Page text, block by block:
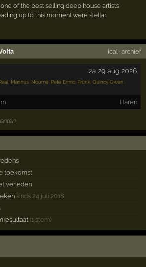
of the best selling deep house artists
up to this moment were stellar.
ical· archief
za 29 aug 2026
Mannus Noumé Pete Emric Prunk ,Quincy Owen
Haren
toekomst
verleden
sinds 24 juli 2018
(1 stem)